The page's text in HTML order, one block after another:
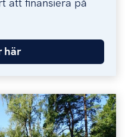
att finansiera på
här